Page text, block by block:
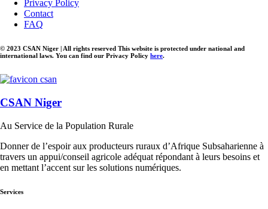
Privacy Policy
Contact
FAQ
© 2023 CSAN Niger | All rights reserved This website is protected under national and
international laws. You can find our Privacy Policy here.
CSAN Niger
Au Service de la Population Rurale
Donner de l’espoir aux producteurs ruraux d’Afrique Subsaharienne à
travers un appui/conseil agricole adéquat répondant à leurs besoins et
en mettant l’accent sur les solutions numériques.
Services